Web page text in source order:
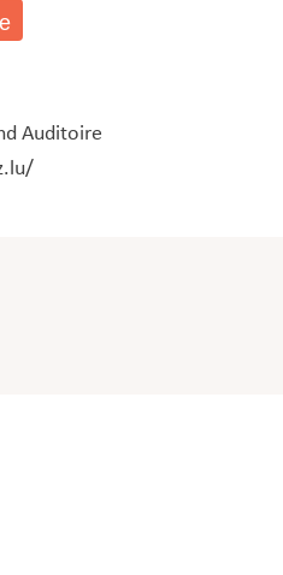
Auditoire